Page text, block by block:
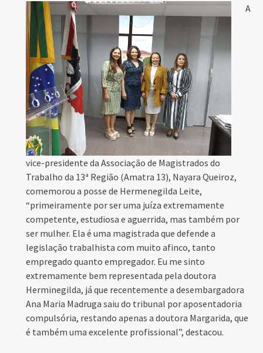
A
vice-presidente da Associação de Magistrados do
Trabalho da 13ª Região (Amatra 13), Nayara Queiroz,
comemorou a posse de Hermenegilda Leite,
“primeiramente por ser uma juíza extremamente
competente, estudiosa e aguerrida, mas também por
ser mulher. Ela é uma magistrada que defende a
legislação trabalhista com muito afinco, tanto
empregado quanto empregador. Eu me sinto
extremamente bem representada pela doutora
Herminegilda, já que recentemente a desembargadora
Ana Maria Madruga saiu do tribunal por aposentadoria
compulsória, restando apenas a doutora Margarida, que
é também uma excelente profissional”, destacou.